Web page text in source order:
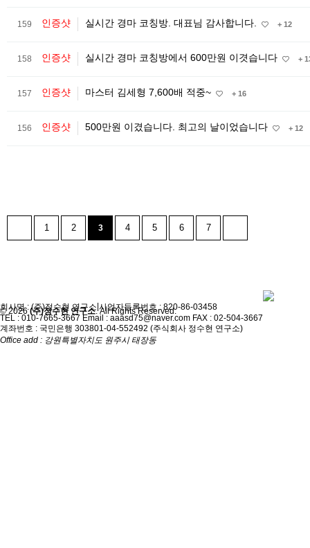
159 인증샷 실시간 경마 코칭방. 대표님 감사합니다. + 12
158 인증샷 실시간 경마 코칭방에서 600만원 이겻습니다 +
157 인증샷 마스터 김세형 7,600배 적중~ + 16
156 인증샷 500만원 이겼습니다. 최고의 날이었습니다 + 12
1 2 3 4 5 6 7
개인정보취급방침|이용약관
회사명 : (주)정수현 연구소 사업자등록번호 : 820-86-03458
TEL : 010-7665-3667 Email : aaasd75@naver.com FAX : 02-504-3667
계좌번호 : 국민은행 303801-04-552492 (주식회사 정수현 연구소)
Office add : 강원특별자치도 원주시 태장동
© 2026(주)정수현 연구소. All Rights Reserved.